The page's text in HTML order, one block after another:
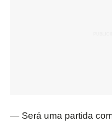
— Será uma partida